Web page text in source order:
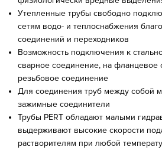
Утепленные трубы свободно
сетям водо- и теплоснабжения
соединений и переходников
Возможность подключения к
сварное соединение, на фланцевое
резьбовое соединение
Для соединения труб между собой
зажимные соединители
Трубы PERT обладают малыми
выдерживают высокие скорости
растворителям при любой